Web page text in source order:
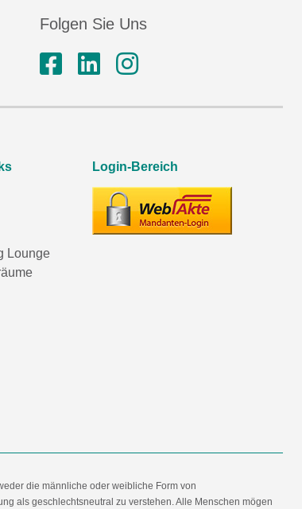
Folgen Sie Uns
Lounge
Login-Bereich
die männliche oder weibliche Form von
als geschlechtsneutral zu verstehen. Alle Menschen mögen